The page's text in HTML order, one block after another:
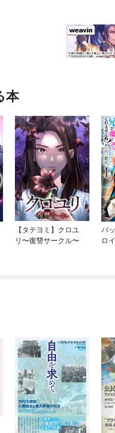
本
【タテヨミ】クロユ
リ〜復讐サークル〜
バ
ロ